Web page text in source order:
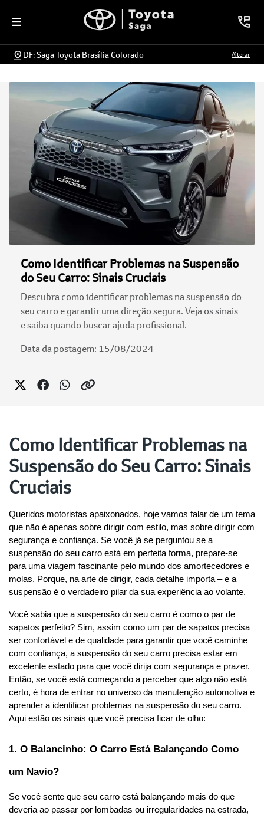
DF: Saga Toyota Brasília Colorado Alterar
Como Identificar Problemas na Suspensão
do Seu Carro: Sinais Cruciais
Descubra como identificar problemas na suspensão do
seu carro e garantir uma direção segura. Veja os sinais
e saiba quando buscar ajuda profissional.
Data da postagem: 15/08/2024
Como Identificar Problemas na
Suspensão do Seu Carro: Sinais
Cruciais
Queridos motoristas apaixonados, hoje vamos falar de um tema
que não é apenas sobre dirigir com estilo, mas sobre dirigir com
segurança e confiança. Se você já se perguntou se a
suspensão do seu carro está em perfeita forma, prepare-se
para uma viagem fascinante pelo mundo dos amortecedores e
molas. Porque, na arte de dirigir, cada detalhe importa – e a
suspensão é o verdadeiro pilar da sua experiência ao volante.
Você sabia que a suspensão do seu carro é como o par de
sapatos perfeito? Sim, assim como um par de sapatos precisa
ser confortável e de qualidade para garantir que você caminhe
com confiança, a suspensão do seu carro precisa estar em
excelente estado para que você dirija com segurança e prazer.
Então, se você está começando a perceber que algo não está
certo, é hora de entrar no universo da manutenção automotiva e
aprender a identificar problemas na suspensão do seu carro.
Aqui estão os sinais que você precisa ficar de olho:
1. O Balancinho: O Carro Está Balançando Como
um Navio?
Se você sente que seu carro está balançando mais do que
deveria ao passar por lombadas ou irregularidades na estrada,